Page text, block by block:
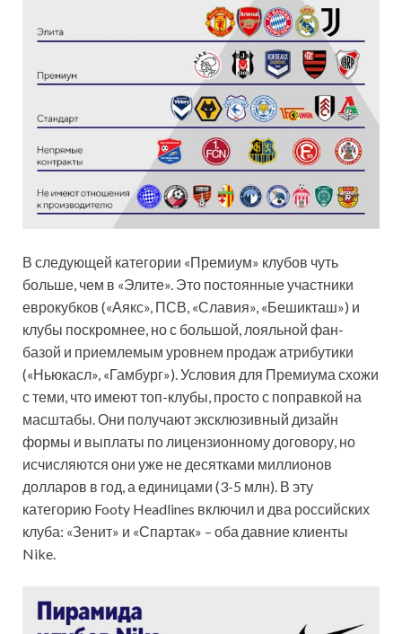
В следующей категории «Премиум» клубов чуть
больше, чем в «Элите». Это постоянные участники
еврокубков («Аякс», ПСВ, «Славия», «Бешикташ») и
клубы поскромнее, но с большой, лояльной фан-
базой и приемлемым уровнем продаж атрибутики
(«Ньюкасл», «Гамбург»). Условия для Премиума схожи
с теми, что имеют топ-клубы, просто с поправкой на
масштабы. Они получают эксклюзивный дизайн
формы и выплаты по лицензионному договору, но
исчисляются они уже не десятками миллионов
долларов в год, а единицами (3-5 млн). В эту
категорию Footy Headlines включил и два российских
клуба: «Зенит» и «Спартак» – оба давние клиенты
Nike.